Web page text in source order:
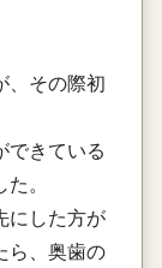
、その際初
できている
。
にした方が
ら、奥歯の